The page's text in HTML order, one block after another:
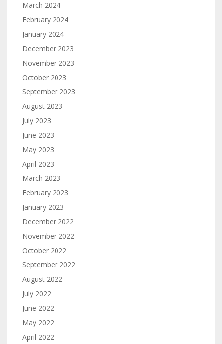
March 2024
February 2024
January 2024
December 2023
November 2023
October 2023
September 2023
August 2023
July 2023
June 2023
May 2023
April 2023
March 2023
February 2023
January 2023
December 2022
November 2022
October 2022
September 2022
August 2022
July 2022
June 2022
May 2022
April 2022